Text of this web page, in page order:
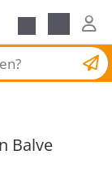
Balve